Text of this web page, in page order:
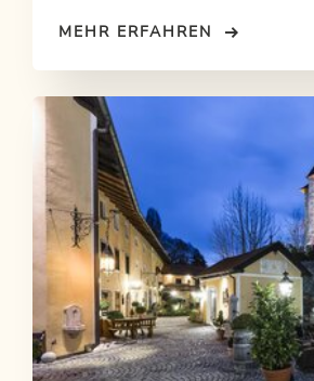
MEHR ERFAHREN